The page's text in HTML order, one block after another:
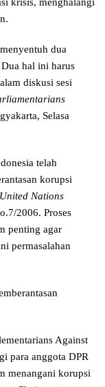
dua
hal ini harus
diskusi sesi
Selasa
telah
korupsi
United Nations
2006. Proses
penting agar
permasalahan
Against
para anggota DPR
menangani korupsi